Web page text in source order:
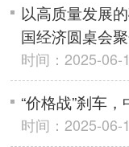
以高质量发展
国经济圆桌会聚
时间：2025-06-
“价格战”刹车
时间：2025-06-